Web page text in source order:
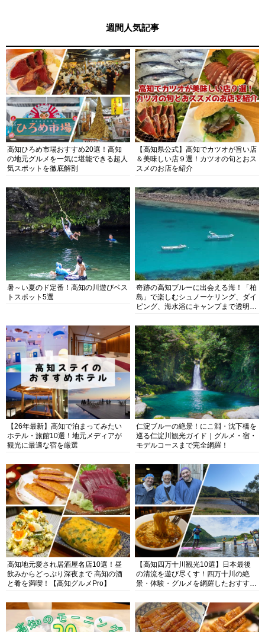
週間人気記事
高知ひろめ市場おすすめ20選！高知
の地元グルメを一気に堪能できる超人
気スポットを徹底解剖
【高知県公式】高知でカツオが旨い店
＆美味しい店９選！カツオの旬とおス
スメのお店を紹介
暑～い夏のド定番！高知の川遊びベス
トスポット5選
奇跡の高知ブルーに出会える海！「柏
島」で楽しむシュノーケリング、ダイ
ビング、海水浴にキャンプまで透明度
【26年最新】高知で泊まってみたい
ホテル・旅館10選！地元メディアが
観光に最適な宿を厳選
仁淀ブルーの絶景！にこ淵・沈下橋を
巡る仁淀川観光ガイド｜グルメ・宿・
モデルコースまで完全網羅！
高知地元愛され居酒屋名店10選！昼
飲みからどっぷり深夜まで 高知の酒
と肴を満喫！【高知グルメPro】
【高知四万十川観光10選】日本最後
の清流を遊び尽くす！四万十川の絶
景・体験・グルメを網羅したおすすめ